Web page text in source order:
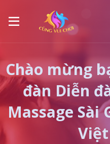
Chào mừng
đàn Diễn
Massage Sài